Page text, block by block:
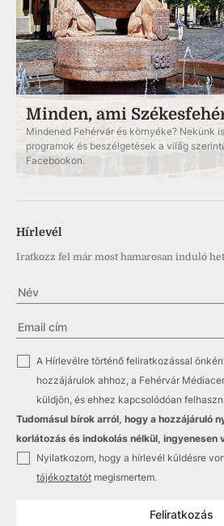
Minden, ami
Mindened Fehérvár és környéke? Nekünk
programok és beszélgetések a világ
Facebookon.
Hírlevél
Iratkozz fel már most hamarosan induló
A Hírlevélre történő feliratkozással
hozzájárulok ahhoz, a Fehérvár
küldjön, és ehhez kapcsolódóan
Tudomásul bírok arról, hogy a hozzájáruló
korlátozás és indokolás nélkül, ingyenesen
Nyilatkozom, hogy a hírlevél küldésre
tájékoztatót megismertem.
Feliratkozás